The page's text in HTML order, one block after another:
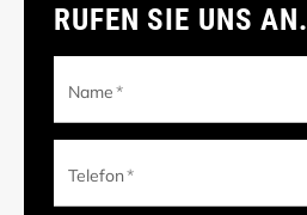
RUFEN SIE UNS AN.
Name*
Telefon*